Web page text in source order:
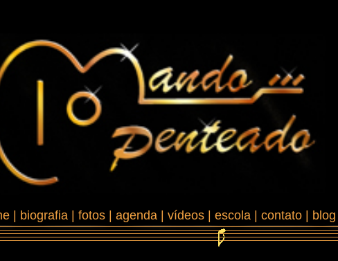
| biografia| fotos| agenda| vídeos| escola| contato| blog